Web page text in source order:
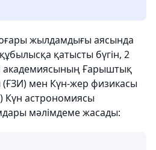
жылдамдығы аясында
қатысты бүгін, 2
академиясының Ғарыштық
(ҒЗИ) мен Күн-жер физикасы
астрономиясы
мәлімдеме жасады: